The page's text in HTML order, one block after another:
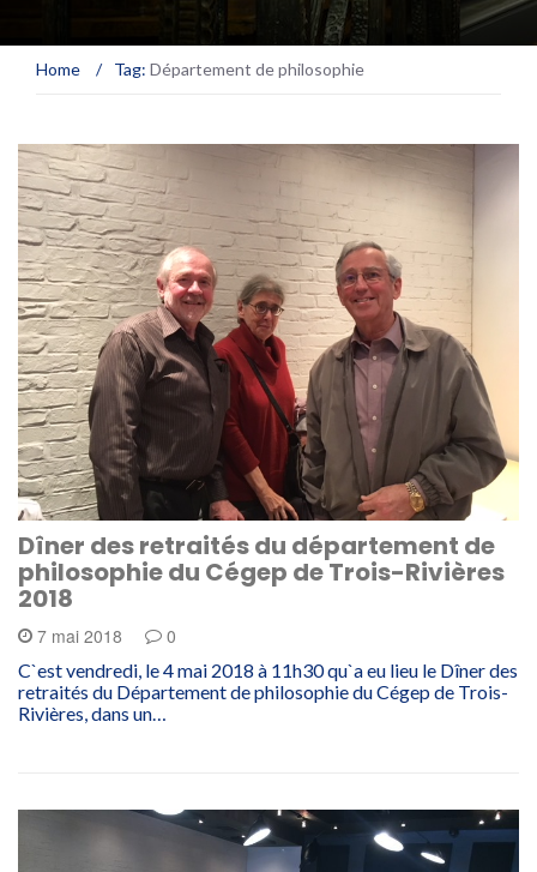
Home / Tag: Département de philosophie
Dîner des retraités du département de
philosophie du Cégep de Trois-Rivières
2018
7 mai 2018 0
C`est vendredi, le 4 mai 2018 à 11h30 qu`a eu lieu le Dîner des
retraités du Département de philosophie du Cégep de Trois-
Rivières, dans un…